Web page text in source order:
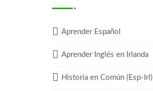
Aprender Español
Aprender Inglés en Irlanda
Historia en Común (Esp-Irl)